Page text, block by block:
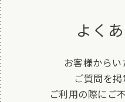
よく
お客様から
ご質問を掲
ご利用の際にご